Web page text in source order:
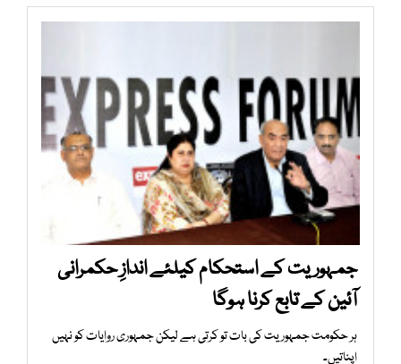
جمہوریت کے استحکام کیلئے اندازِ حکمرانی
آئین کے تابع کرنا ہوگا
ہر حکومت جمہوریت کی بات تو کرتی ہے لیکن جمہوری روایات کو نہیں
اپناتیں۔